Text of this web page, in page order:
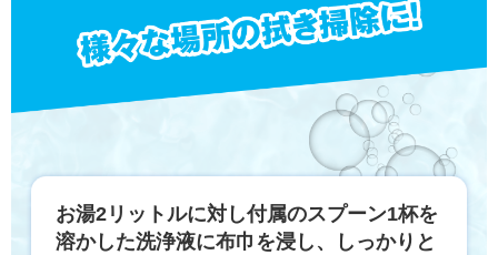
お湯2リットルに対し付属のスプーン1杯を
溶かした洗浄液に布巾を浸し、しっかりと